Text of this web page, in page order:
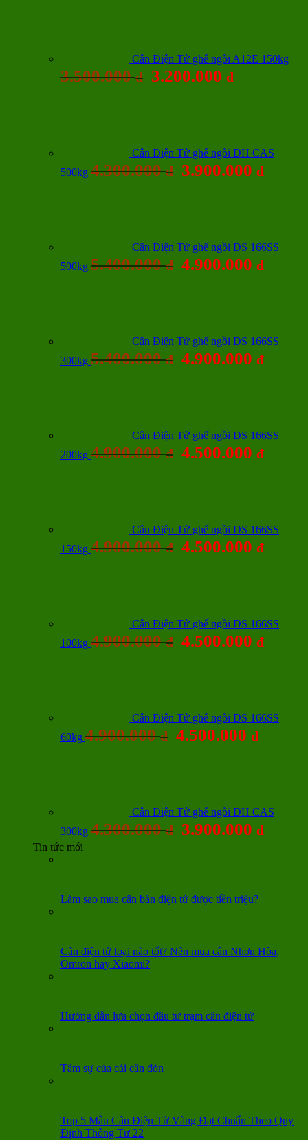
Cân Điện Tử ghế ngồi A12E 150kg
3.500.000đ 3.200.000 đ
Cân Điện Tử ghế ngồi DH CAS
500kg 4.300.000đ 3.900.000 đ
Cân Điện Tử ghế ngồi DS 166SS
500kg 5.400.000đ 4.900.000 đ
Cân Điện Tử ghế ngồi DS 166SS
300kg 5.400.000đ 4.900.000 đ
Cân Điện Tử ghế ngồi DS 166SS
200kg 4.900.000đ 4.500.000 đ
Cân Điện Tử ghế ngồi DS 166SS
150kg 4.900.000đ 4.500.000 đ
Cân Điện Tử ghế ngồi DS 166SS
100kg 4.900.000đ 4.500.000 đ
Cân Điện Tử ghế ngồi DS 166SS
60kg 4.900.000đ 4.500.000 đ
Cân Điện Tử ghế ngồi DH CAS
300kg 4.300.000đ 3.900.000 đ
Tin tức mới
Làm sao mua cân bàn điện tử được tiền triệu?
Cân điện tử loại nào tốt? Nên mua cân Nhơn Hòa,
Omron hay Xiaomi?
Hướng dẫn lựa chọn đầu tư trạm cân điện tử
Tâm sự của cái cân đòn
Top 5 Mẫu Cân Điện Tử Vàng Đạt Chuẩn Theo Quy
Định Thông Tư 22